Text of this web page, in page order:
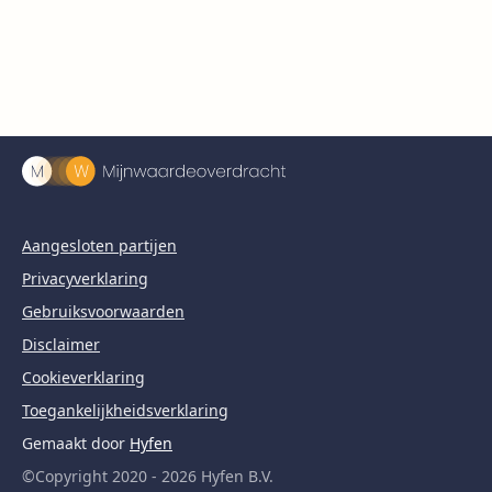
Aangesloten partijen
Privacyverklaring
Gebruiksvoorwaarden
Disclaimer
Cookieverklaring
Toegankelijkheidsverklaring
Gemaakt door Hyfen
©Copyright 2020 - 2026 Hyfen B.V.